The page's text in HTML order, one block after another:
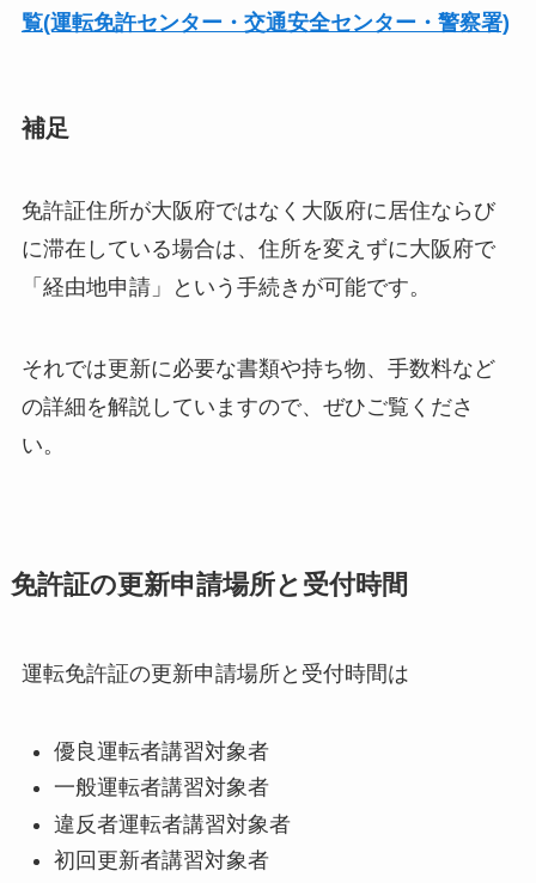
覧(運転免許センター・交通安全センター・警察署)
補足
免許証住所が大阪府ではなく大阪府に居住ならび
に滞在している場合は、住所を変えずに大阪府で
「経由地申請」という手続きが可能です。
それでは更新に必要な書類や持ち物、手数料など
の詳細を解説していますので、ぜひご覧くださ
い。
免許証の更新申請場所と受付時間
運転免許証の更新申請場所と受付時間は
優良運転者講習対象者
一般運転者講習対象者
違反者運転者講習対象者
初回更新者講習対象者